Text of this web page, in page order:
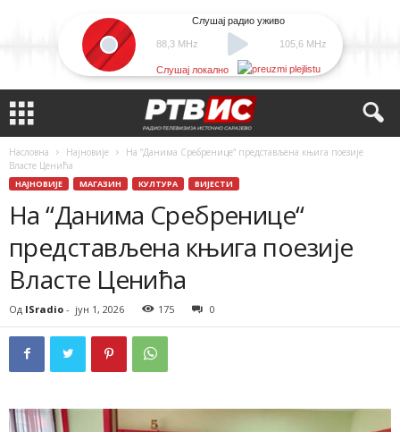
88,3 MHz
Слушај радио уживо
105,6 MHz
Слушај локално
Насловна Најновије
На “Данима Сребренице“ представљена књига поезије
Власте Ценића
НАЈНОВИЈЕ МАГАЗИН КУЛТУРА ВИЈЕСТИ
На “Данима Сребренице“
представљена књига поезије
Власте Ценића
Од ISradio - јун 1, 2026 175 0